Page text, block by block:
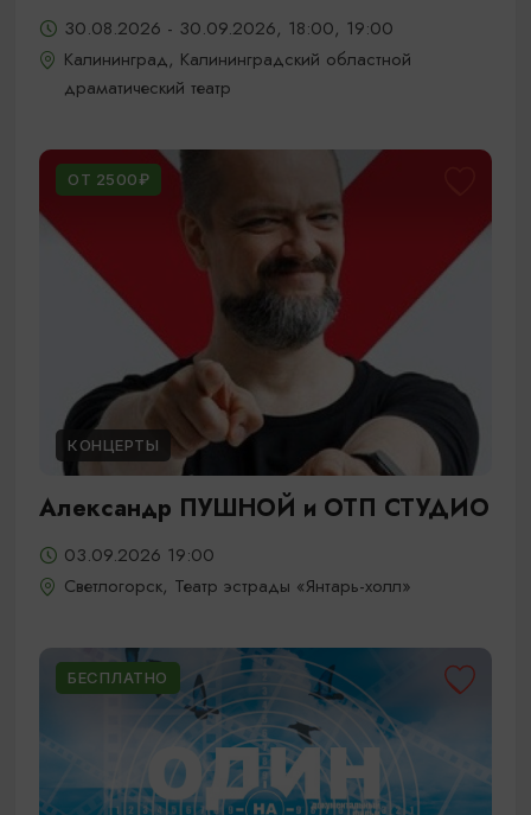
30.08.2026 - 30.09.2026, 18:00, 19:00
Калининград, Калининградский областной
драматический театр
ОТ 2500₽
КОНЦЕРТЫ
Александр ПУШНОЙ и ОТП СТУДИО
03.09.2026 19:00
Светлогорск, Театр эстрады «Янтарь-холл»
БЕСПЛАТНО